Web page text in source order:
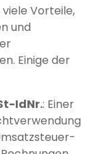
Vorteile,
und
Einige der
IdNr.: Einer